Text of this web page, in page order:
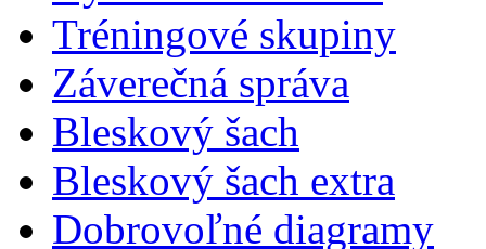
Tréningové skupiny
Záverečná správa
Bleskový šach
Bleskový šach extra
Dobrovoľné diagramy